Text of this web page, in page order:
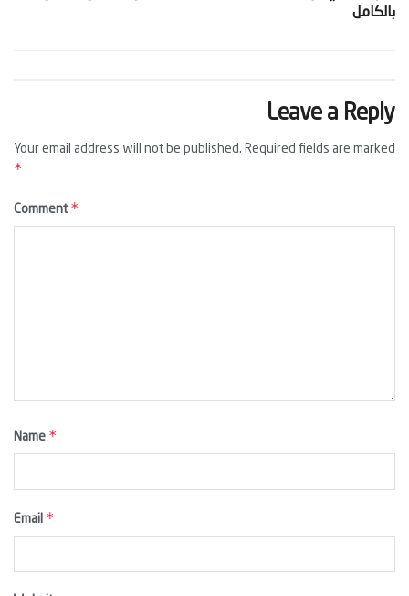
بالكامل‬
Leave a Reply
Your email address will not be published. Required fields are marked
*
Comment *
Name *
Email *